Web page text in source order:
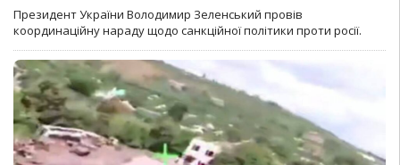
Президент України Володимир Зеленський провів
координаційну нараду щодо санкційної політики проти росії.